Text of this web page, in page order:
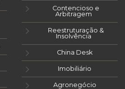
Contencioso e
Arbitragem
Reestruturação &
Insolvência
China Desk
Imobiliário
Agronegócio